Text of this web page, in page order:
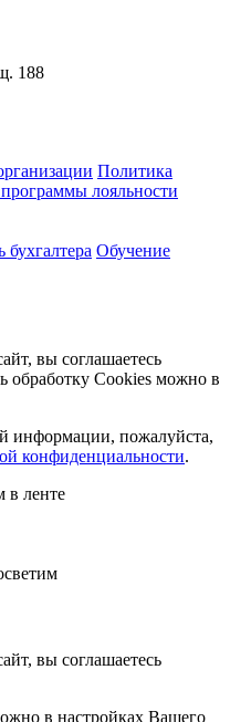
188
Политика
лояльности
бухгалтера Обучение
вы соглашаетесь
обработку Cookies можно в
информации, пожалуйста,
конфиденциальности.
в ленте
вы соглашаетесь
в настройках Вашего